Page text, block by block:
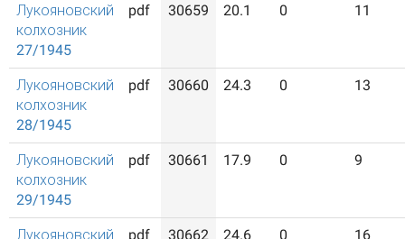
Лукояновский
колхозник
27/1945
pdf 30659 20.1 0 11
Лукояновский
колхозник
28/1945
pdf 30660 24.3 0 13
Лукояновский
колхозник
29/1945
pdf 30661 17.9 0 9
Лукояновский pdf 30662 24.6 0 16